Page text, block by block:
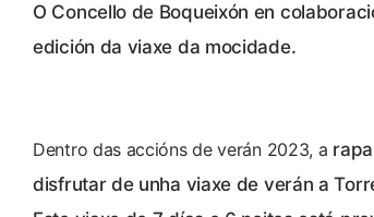
O Concello de Boqueixón en
edición da viaxe da mocidade.
Dentro das accións de verán 2023, a
disfrutar de unha viaxe de verán a